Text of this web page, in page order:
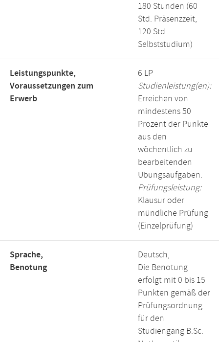
180 Stunden (60
Std. Präsenzzeit,
120 Std.
Selbststudium)
Leistungspunkte,
Voraussetzungen zum
Erwerb
6 LP
Studienleistung(en):
Erreichen von
mindestens 50
Prozent der Punkte
aus den
wöchentlich zu
bearbeitenden
Übungsaufgaben.
Prüfungsleistung:
Klausur oder
mündliche Prüfung
(Einzelprüfung)
Sprache,
Benotung
Deutsch,
Die Benotung
erfolgt mit 0 bis 15
Punkten gemäß der
Prüfungsordnung
für den
Studiengang B.Sc.